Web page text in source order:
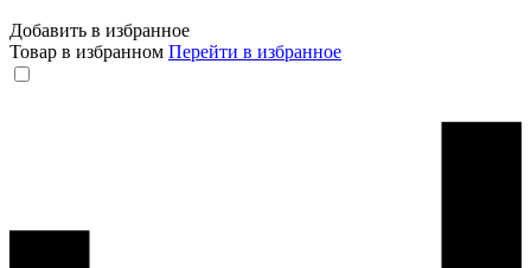
Добавить в избранное
Товар в избранном Перейти в избранное